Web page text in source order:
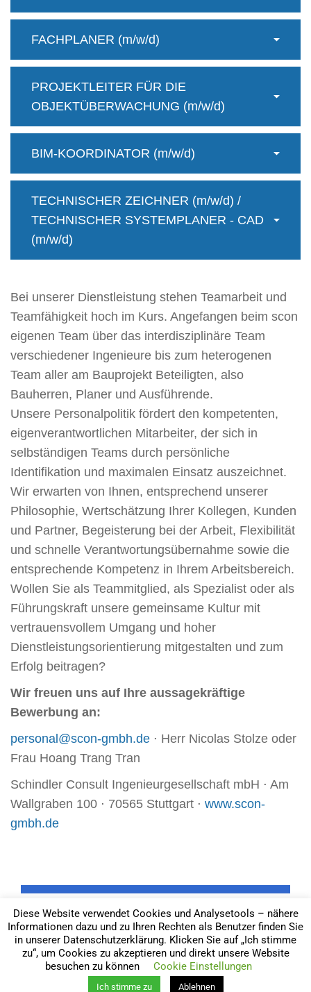
FACHPLANER (m/w/d)
PROJEKTLEITER FÜR DIE
OBJEKTÜBERWACHUNG (m/w/d)
BIM-KOORDINATOR (m/w/d)
TECHNISCHER ZEICHNER (m/w/d) /
TECHNISCHER SYSTEMPLANER - CAD
(m/w/d)
Bei unserer Dienstleistung stehen Teamarbeit und
Teamfähigkeit hoch im Kurs. Angefangen beim scon
eigenen Team über das interdisziplinäre Team
verschiedener Ingenieure bis zum heterogenen
Team aller am Bauprojekt Beteiligten, also
Bauherren, Planer und Ausführende.
Unsere Personalpolitik fördert den kompetenten,
eigenverantwortlichen Mitarbeiter, der sich in
selbständigen Teams durch persönliche
Identifikation und maximalen Einsatz auszeichnet.
Wir erwarten von Ihnen, entsprechend unserer
Philosophie, Wertschätzung Ihrer Kollegen, Kunden
und Partner, Begeisterung bei der Arbeit, Flexibilität
und schnelle Verantwortungsübernahme sowie die
entsprechende Kompetenz in Ihrem Arbeitsbereich.
Wollen Sie als Teammitglied, als Spezialist oder als
Führungskraft unsere gemeinsame Kultur mit
vertrauensvollem Umgang und hoher
Dienstleistungsorientierung mitgestalten und zum
Erfolg beitragen?
Wir freuen uns auf Ihre aussagekräftige
Bewerbung an:
personal@scon-gmbh.de ⋅ Herr Nicolas Stolze oder
Frau Hoang Trang Tran
Schindler Consult Ingenieurgesellschaft mbH ⋅ Am
Wallgraben 100 ⋅ 70565 Stuttgart ⋅ www.scon-
gmbh.de
Copyright © Schindler Consult Ing. GmbH|Impressum|
Datenschutz / Rechtliches
Diese Website verwendet Cookies und Analysetools – nähere
Informationen dazu und zu Ihren Rechten als Benutzer finden Sie
in unserer Datenschutzerklärung. Klicken Sie auf „Ich stimme
zu“, um Cookies zu akzeptieren und direkt unsere Website
besuchen zu können
Cookie Einstellungen
Ich stimme zu Ablehnen